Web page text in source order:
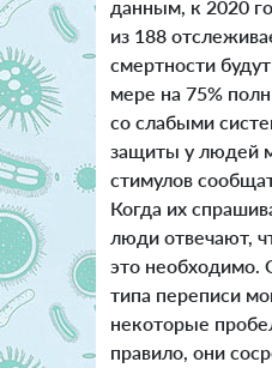
данным, к 2020
из 188
смертности
мере на 75%
со слабыми
защиты у людей
стимулов
Когда их
люди отвечают,
это необходимо.
типа переписи
некоторые
правило, они